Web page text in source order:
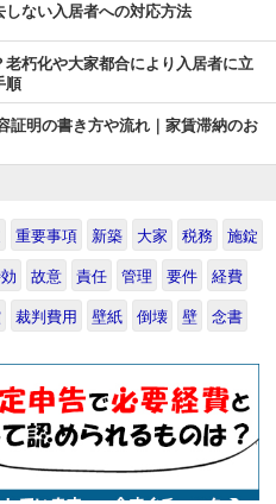
ない入居者への対応方法
朽化や大家都合により入居者に立
順
証明の書き方や流れ｜家賃滞納のお
重要事項 新築 大家 税務 施錠
故意 責任 管理 要件 経費
裁判費用 壁紙 倒壊 壁 念書